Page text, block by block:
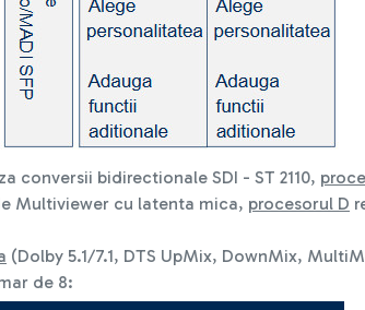
conversii bidirectionale SDI - ST 2110,
Multiviewer cu latenta mica, procesorul D
(Dolby 5.1/7.1, DTS UpMix, DownMix,
de 8: